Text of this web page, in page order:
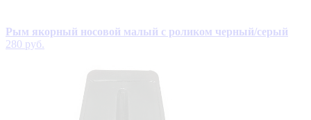
Рым якорный носовой малый с роликом черный/серый
280 руб.